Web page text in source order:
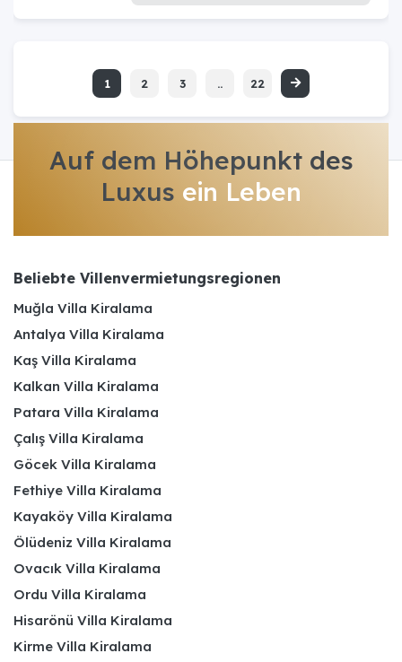
1 2 3 .. 22
Auf dem Höhepunkt des
Luxus ein Leben
Beliebte Villenvermietungsregionen
Muğla Villa Kiralama
Antalya Villa Kiralama
Kaş Villa Kiralama
Kalkan Villa Kiralama
Patara Villa Kiralama
Çalış Villa Kiralama
Göcek Villa Kiralama
Fethiye Villa Kiralama
Kayaköy Villa Kiralama
Ölüdeniz Villa Kiralama
Ovacık Villa Kiralama
Ordu Villa Kiralama
Hisarönü Villa Kiralama
Kirme Villa Kiralama